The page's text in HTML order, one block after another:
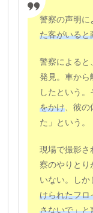
警察の声明に
た客がいると
警察によると
発見。車から
したという
をかけ、彼の
た」という。
現場で撮影さ
察のやりとり
いない。しか
けられたフロ
さないで」と